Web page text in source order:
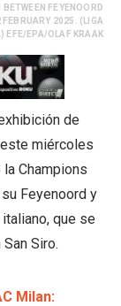
FEYENOORD
2025. (LIGA
EFE/EPA/OLAF KRAAK
de
miércoles
la Champions
Feyenoord y
que se
Siro.
Milan: